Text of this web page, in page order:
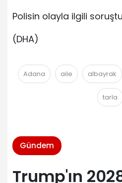
Polisin olayla ilgili
(DHA)
Adana aile albayrak
tarla
Gündem
Trump'ın